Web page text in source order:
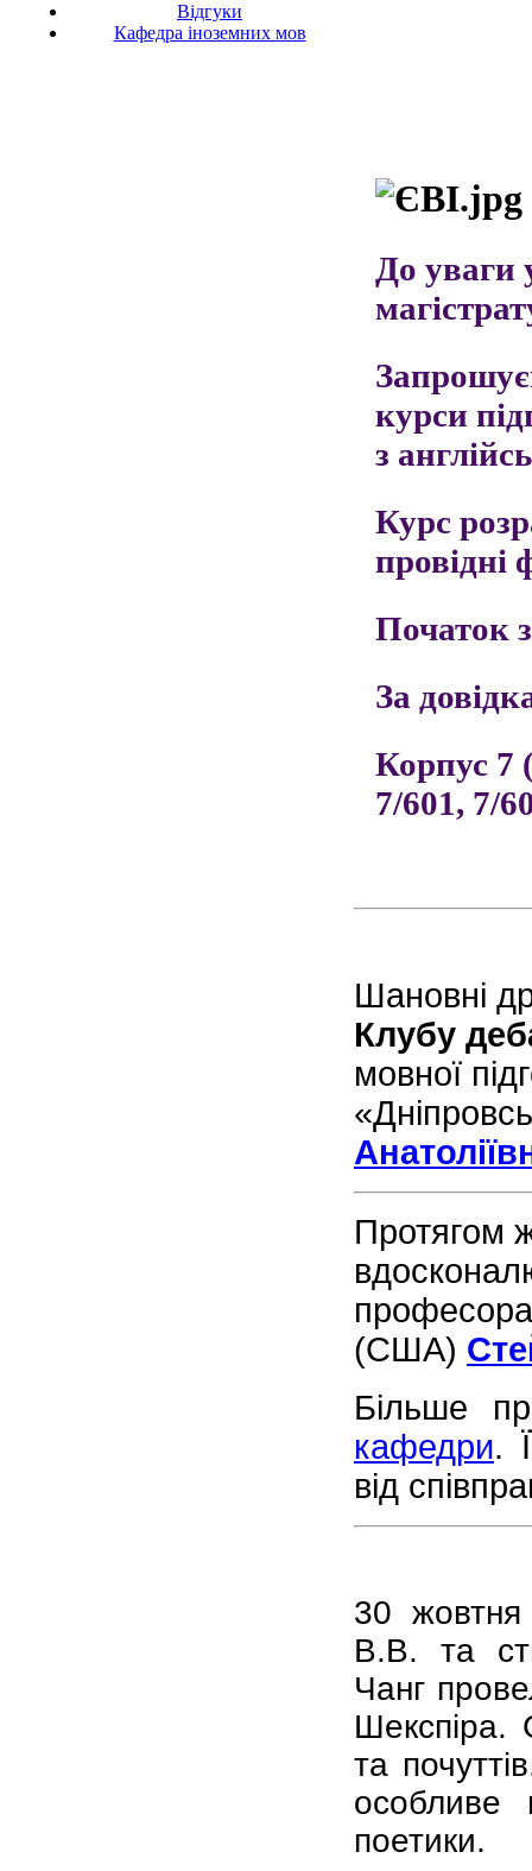
Відгуки
Кафедра іноземних мов
До уваги
курси
з
Курс
провідні
Початок
За
Корпус 7
7/601, 7/
Шановні
Клубу
мовної
Протягом
(США)
Більше
кафедри.
від
30
В.В. та
Чанг
Шекспіра.
та
особливе
поетики.